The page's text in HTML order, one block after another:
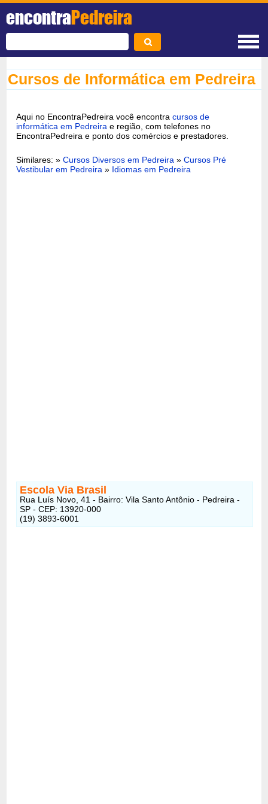
encontraPedreira
Cursos de Informática em Pedreira
Aqui no EncontraPedreira você encontracursos de
informática em Pedreirae região, com telefones no
EncontraPedreira e ponto dos comércios e prestadores.
Similares: »Cursos Diversos em Pedreira »Cursos Pré
Vestibular em Pedreira » Idiomas em Pedreira
Escola Via Brasil
Rua Luís Novo, 41 - Bairro: Vila Santo Antônio - Pedreira -
SP - CEP: 13920-000
(19) 3893-6001